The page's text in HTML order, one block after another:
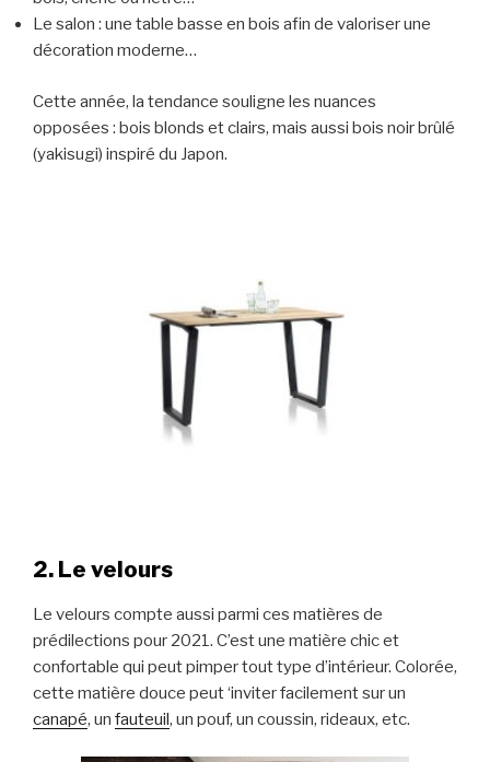
Le salon : une table basse en bois afin de valoriser une
décoration moderne…
Cette année, la tendance souligne les nuances
opposées : bois blonds et clairs, mais aussi bois noir brûlé
(yakisugi) inspiré du Japon.
2. Le velours
Le velours compte aussi parmi ces matières de
prédilections pour 2021. C’est une matière chic et
confortable qui peut pimper tout type d’intérieur. Colorée,
cette matière douce peut ‘inviter facilement sur un
canapé, un fauteuil, un pouf, un coussin, rideaux, etc.